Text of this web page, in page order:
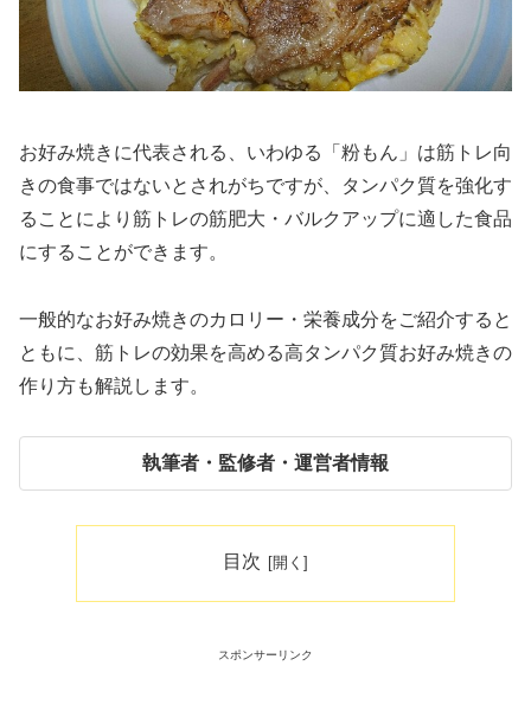
お好み焼きに代表される、いわゆる「粉もん」は筋トレ向
きの食事ではないとされがちですが、タンパク質を強化す
ることにより筋トレの筋肥大・バルクアップに適した食品
にすることができます。
一般的なお好み焼きのカロリー・栄養成分をご紹介すると
ともに、筋トレの効果を高める高タンパク質お好み焼きの
作り方も解説します。
執筆者・監修者・運営者情報
目次
スポンサーリンク